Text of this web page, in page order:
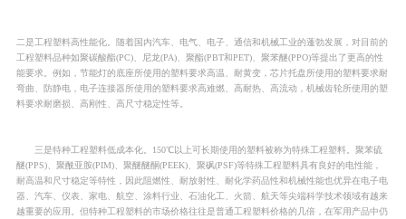
二是工程塑料高性能化。随着国内汽车、电气、电子、通信和机械工业的蓬勃发展，对目前的
工程塑料品种如聚碳酸酯(PC)、尼龙(PA)、聚酯(PBT和PET)、聚苯醚(PPO)等提出了更高的性
能要求。例如，节能灯的底座所使用的塑料要求高温、耐黄变，芯片托盘所使用的塑料要求耐
弯曲、防静电，电子连接器所使用的塑料要求高难燃、高耐热、高流动，机械齿轮所使用的塑
料要求耐磨损、高刚性、高尺寸稳定性等。
三是特种工程塑料低成本化。150℃以上可长期使用的塑料被称为特殊工程塑料。聚苯硫
醚(PPS)、聚酰亚胺(PIM)、聚醚醚酮(PEEK)、聚砜(PSF)等特殊工程塑料具有良好的电性能，
耐高温和尺寸稳定等特性，因此阻燃性、耐放射性、耐化学药品性和机械性能也优异在电子电
器、汽车、仪表、家电、航空、涂料行业、石油化工、火箭、航天等尖端科学技术领域有越来
越重要的应用。但特种工程塑料的市场价格往往是普通工程塑料价格的几倍，在军用产品中仍